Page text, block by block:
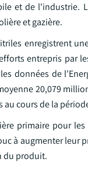
et de l'industrie.
et gazière.
enregistrent
entrepris par
données de
20,079
cours de la
primaire pour
à augmenter
du produit.